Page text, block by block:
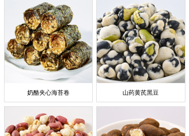
联
奶酪夹心海苔卷 山药黄芪黑豆